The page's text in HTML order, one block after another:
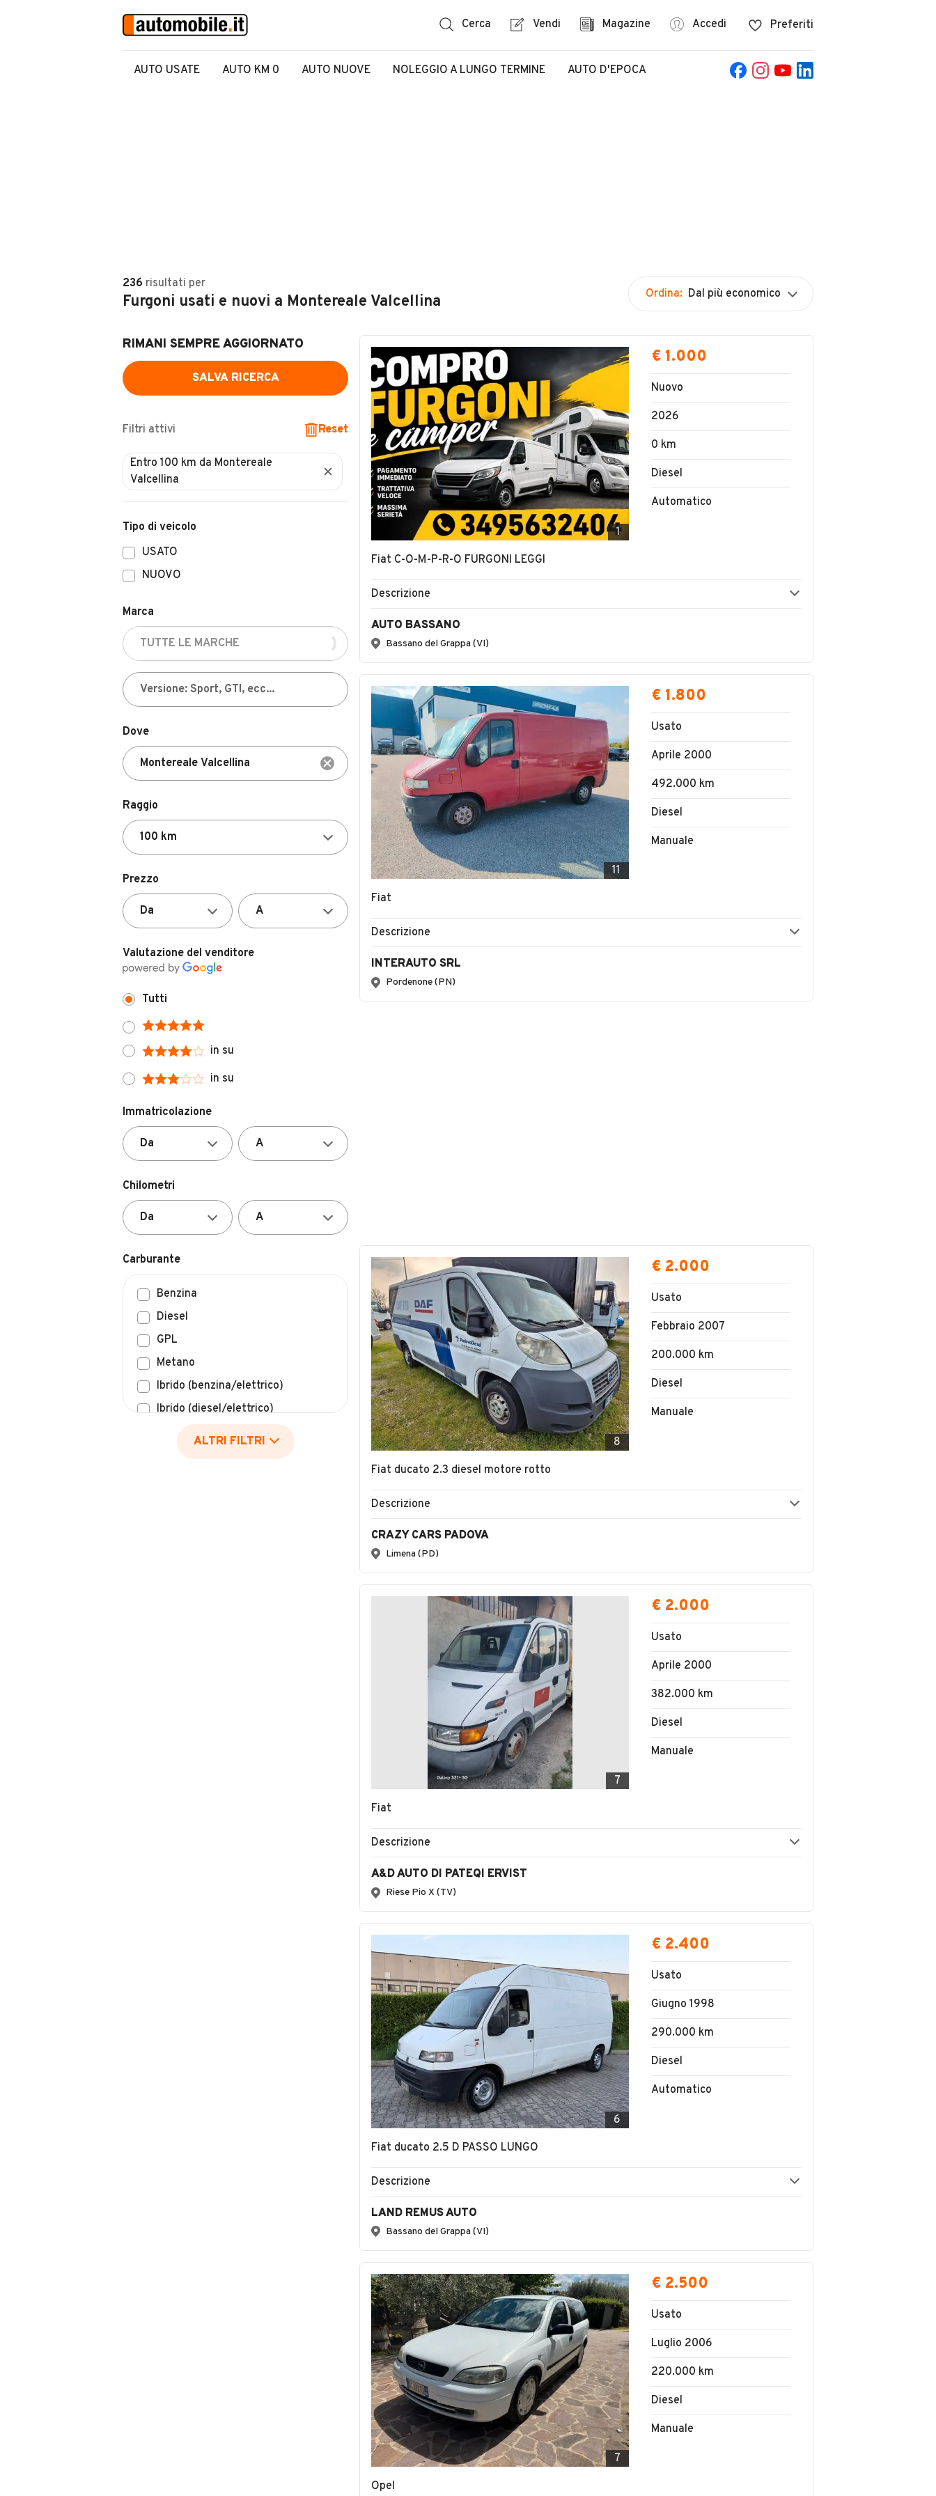
Cerca Vendi Magazine Accedi Preferiti
AUTO USATE AUTO KM 0 AUTO NUOVE NOLEGGIO A LUNGO TERMINE AUTO D'EPOCA
236 risultati per
Furgoni usati e nuovi a Montereale Valcellina Ordina: Dal più economico
RIMANI SEMPRE AGGIORNATO
SALVA RICERCA
Filtri attivi Reset
USATO
NUOVO
Benzina
Diesel
GPL
Metano
Ibrido (benzina/elettrico)
Ibrido (diesel/elettrico)
Elettrico
Idrogeno
ALTRI FILTRI
1
Fiat C-O-M-P-R-O FURGONI LEGGI
€ 1.000
Nuovo
2026
0 km
Diesel
Automatico
Descrizione
AUTO BASSANO
Bassano del Grappa (VI)
11
Fiat
€ 1.800
Usato
Aprile 2000
492.000 km
Diesel
Manuale
Descrizione
INTERAUTO SRL
Pordenone (PN)
8
Fiat ducato 2.3 diesel motore rotto
€ 2.000
Usato
Febbraio 2007
200.000 km
Diesel
Manuale
Descrizione
CRAZY CARS PADOVA
Limena (PD)
7
Fiat
€ 2.000
Usato
Aprile 2000
382.000 km
Diesel
Manuale
Descrizione
A&D AUTO DI PATEQI ERVIST
Riese Pio X (TV)
6
Fiat ducato 2.5 D PASSO LUNGO
€ 2.400
Usato
Giugno 1998
290.000 km
Diesel
Automatico
Descrizione
LAND REMUS AUTO
Bassano del Grappa (VI)
7
Opel
€ 2.500
Usato
Luglio 2006
220.000 km
Diesel
Manuale